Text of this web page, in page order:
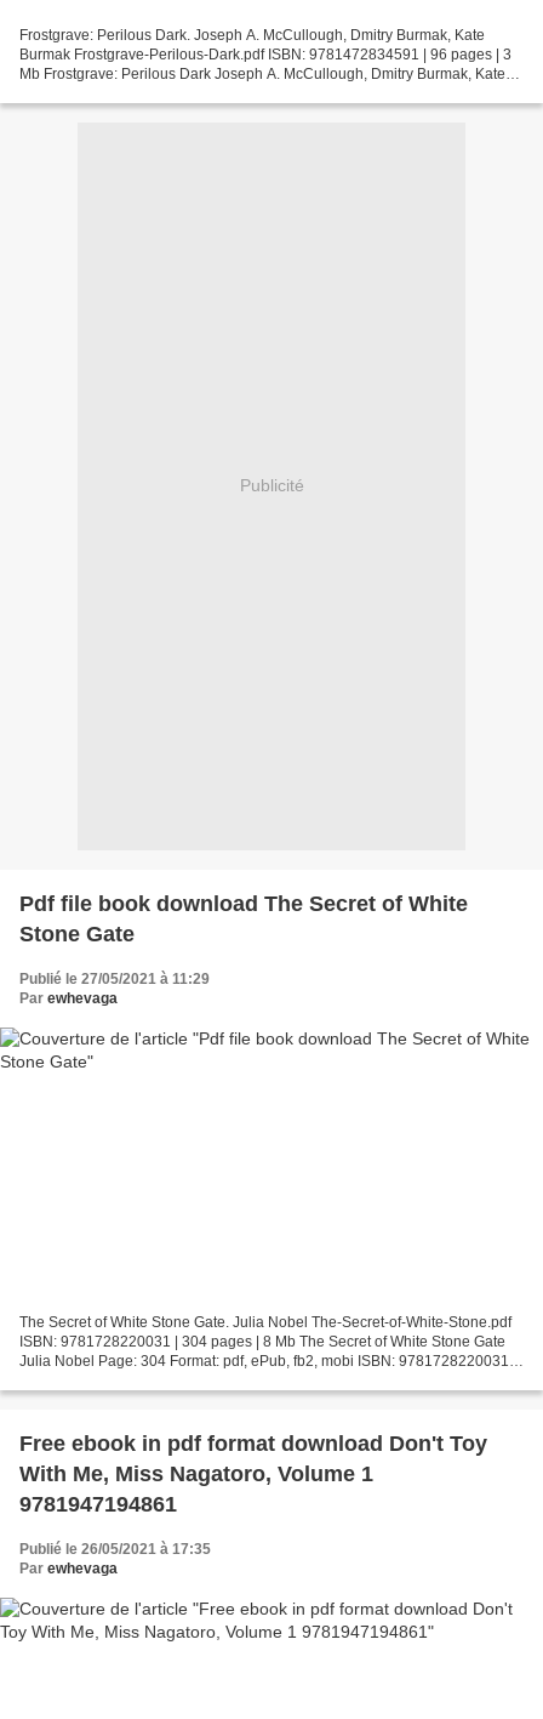
Frostgrave: Perilous Dark. Joseph A. McCullough, Dmitry Burmak, Kate
Burmak Frostgrave-Perilous-Dark.pdf ISBN: 9781472834591 | 96 pages | 3
Mb Frostgrave: Perilous Dark Joseph A. McCullough, Dmitry Burmak, Kate
Publicité
Pdf file book download The Secret of White
Stone Gate
Publié le 27/05/2021 à 11:29
Par ewhevaga
The Secret of White Stone Gate. Julia Nobel The-Secret-of-White-Stone.pdf
ISBN: 9781728220031 | 304 pages | 8 Mb The Secret of White Stone Gate
Julia Nobel Page: 304 Format: pdf, ePub, fb2, mobi ISBN: 9781728220031
Free ebook in pdf format download Don't Toy
With Me, Miss Nagatoro, Volume 1
9781947194861
Publié le 26/05/2021 à 17:35
Par ewhevaga